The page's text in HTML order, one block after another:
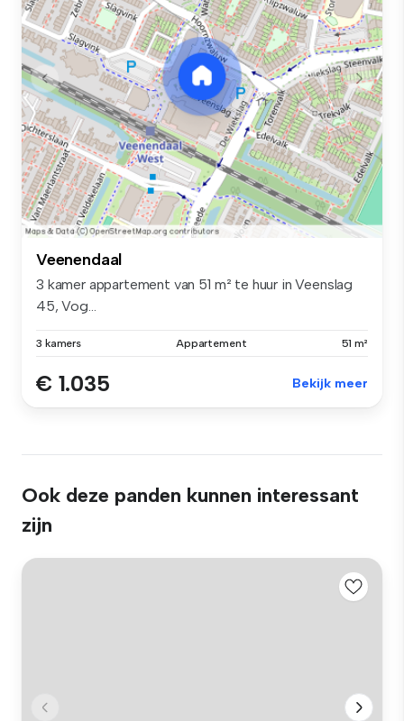
Veenendaal
3 kamer appartement van 51 m² te huur in Veenslag
45, Vog...
3 kamers Appartement 51 m²
€ 1.035 Bekijk meer
Ook deze panden kunnen interessant
zijn